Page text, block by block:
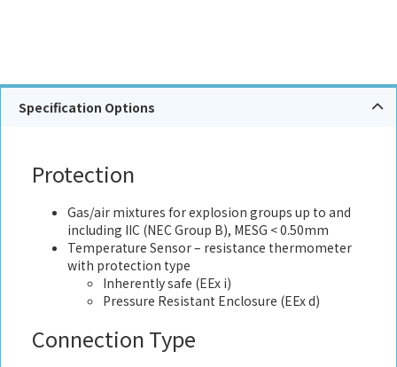
Specification Options
Protection
Gas/air mixtures for explosion groups up to and
including IIC (NEC Group B), MESG < 0.50mm
Temperature Sensor – resistance thermometer
with protection type
Inherently safe (EEx i)
Pressure Resistant Enclosure (EEx d)
Connection Type